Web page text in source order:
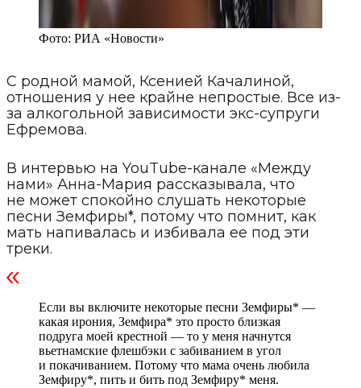
Фото: РИА «Новости»
С родной мамой, Ксенией Качалиной,
отношения у нее крайне непростые. Все из-
за алкогольной зависимости экс-супруги
Ефремова.
В интервью на YouTube-канале «Между
нами» Анна-Мария рассказывала, что
не может спокойно слушать некоторые
песни Земфиры*, потому что помнит, как
мать напивалась и избивала ее под эти
треки.
Если вы включите некоторые песни Земфиры* —
какая ирония, Земфира* это просто близкая
подруга моей крестной — то у меня начнутся
вьетнамские флешбэки с забиванием в угол
и покачиванием. Потому что мама очень любила
Земфиру*, пить и бить под Земфиру* меня.